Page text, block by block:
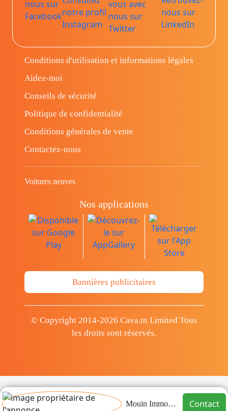
Mouin Immobilier Contact
Conditions d'utilisation et informations légales
Aidez-moi
Conseils de sécurité
Politique de confidentialité
Conditions générales de vente
Contactez-nous
Voitures neuves
Nos applications
Bannières publicitaires
© Copyright 2014-2026 Cava.tn Limited Tous
les droits sont réservés.